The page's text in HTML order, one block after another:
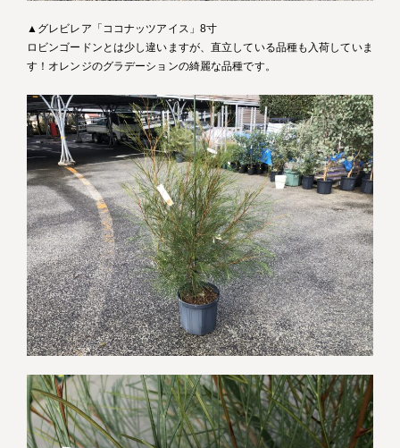
▲グレビレア「ココナッツアイス」8寸
ロビンゴードンとは少し違いますが、直立している品種も入荷していま
す！オレンジのグラデーションの綺麗な品種です。